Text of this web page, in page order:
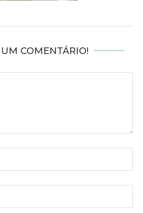
UM COMENTÁRIO!